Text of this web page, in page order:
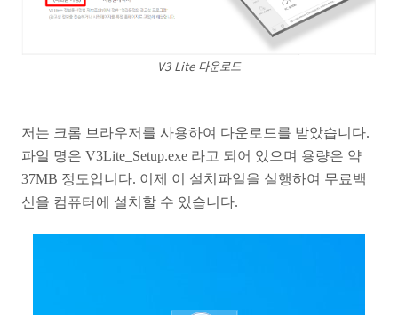
V3 Lite 다운로드
저는 크롬 브라우저를 사용하여 다운로드를 받았습니다.
파일 명은 V3Lite_Setup.exe 라고 되어 있으며 용량은 약
37MB 정도입니다. 이제 이 설치파일을 실행하여 무료백
신을 컴퓨터에 설치할 수 있습니다.